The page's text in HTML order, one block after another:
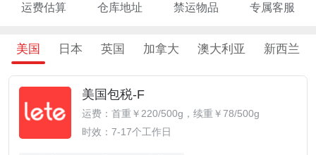
运费估算 仓库地址 禁运物品 专属客服
美国 日本 英国 加拿大 澳大利亚 新西兰
美国包税-F
运费：首重￥220/500g，续重￥78/500g
时效：7-17个工作日